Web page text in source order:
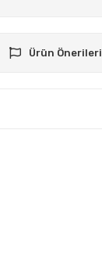
Ürün Önerileri